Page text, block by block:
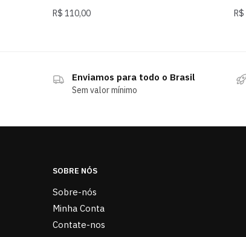
R$ 110,00
R$
Enviamos para todo o Brasil
Sem valor mínimo
SOBRE NÓS
Sobre-nós
Minha Conta
Contate-nos